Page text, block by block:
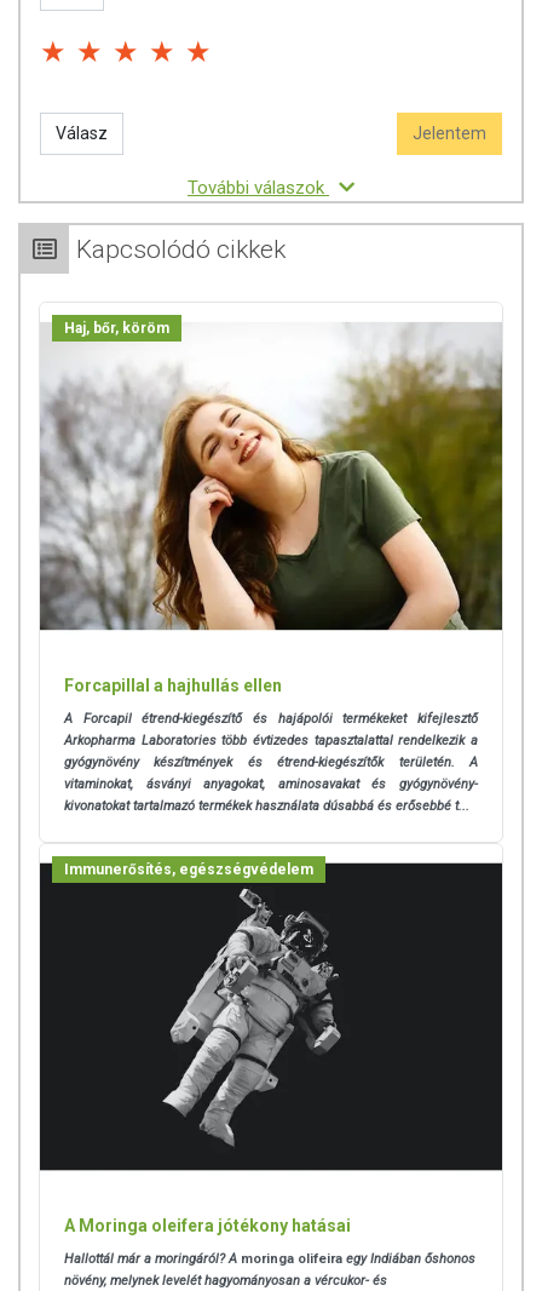
Road, Bretby, Burton on Trent, DE15 OYZ, Egyesült Királyság
Az oldalunkon lévő adatokat folyamatosan frissítjük, törekszünk arra,
hogy naprakészek legyenek. Szeretnénk felhívni azonban a figyelmet,
hogy ennek ellenére a webshopon szereplő adatok (beleértve a
termékfotókat, tápérték-, összetétel-, és allergén információkat is) csak
tájékoztató jellegűek, a tényleges értékek eltérhetnek az élelmiszerek
természetéből adódóan. A friss, aktuális információkat a termékek
csomagolásán találják meg.
Az étrend-kiegészítők az érvényben levő európai uniós szabályozás
szerint élelmiszereknek minősülnek, amelyek a hagyományos étrend
kiegészítését szolgálják, és koncentrált formában tartalmaznak
tápanyagokat. Bár az étrend-kiegészítők kedvező élettani hatással
rendelkezhetnek, amely egyénenként eltérő lehet, jelölésük,
megjelenítésük, és reklámozásuk során nem engedélyezett a
készítményeknek betegséget megelőző vagy gyógyító hatást
tulajdonítani.
A termék nem helyettesíti a kiegyensúlyozott, vegyes étrendet és az
egészséges életmódot! A termék nem gyógyít betegségeket! A termék
fogyasztási mennyiséget ne lépje túl! Ne szedje a készítményt, ha az
összetevők bármelyikére érzékeny vagy allergiás! Kisgyermektől
elzárva tartandó!
Válasz Jelentem
További válaszok
Kapcsolódó cikkek
Haj, bőr, köröm
Forcapillal a hajhullás ellen
A Forcapil étrend-kiegészítő és hajápolói termékeket kifejlesztő
Arkopharma Laboratories több évtizedes tapasztalattal rendelkezik a
gyógynövény készítmények és étrend-kiegészítők területén. A
vitaminokat, ásványi anyagokat, aminosavakat és gyógynövény-
kivonatokat tartalmazó termékek használata dúsabbá és erősebbé t...
Immunerősítés, egészségvédelem
A Moringa oleifera jótékony hatásai
Hallottál már a moringáról? A moringa olifeira egy Indiában őshonos
növény, melynek levelét hagyományosan a vércukor- és